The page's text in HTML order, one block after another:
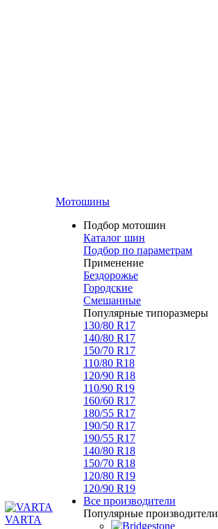
VARTA
Мотошины
Подбор мотошин
Каталог шин
Подбор по параметрам
Применение
Бездорожье
Городские
Смешанные
Популярные типоразмеры
130/80 R17
140/80 R17
150/70 R17
110/80 R18
120/90 R18
110/90 R19
160/60 R17
180/55 R17
190/50 R17
190/55 R17
140/80 R18
150/70 R18
120/80 R19
120/90 R19
Все производители
Популярные производители